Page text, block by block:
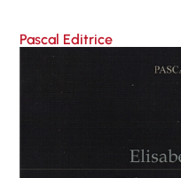
Pascal Editrice